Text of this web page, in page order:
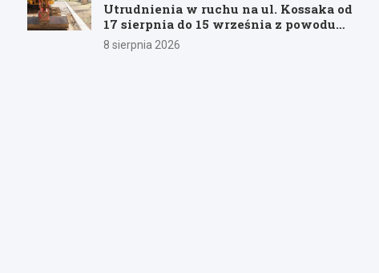
Utrudnienia w ruchu na ul. Kossaka od
17 sierpnia do 15 września z powodu
modernizacji
8 sierpnia 2026